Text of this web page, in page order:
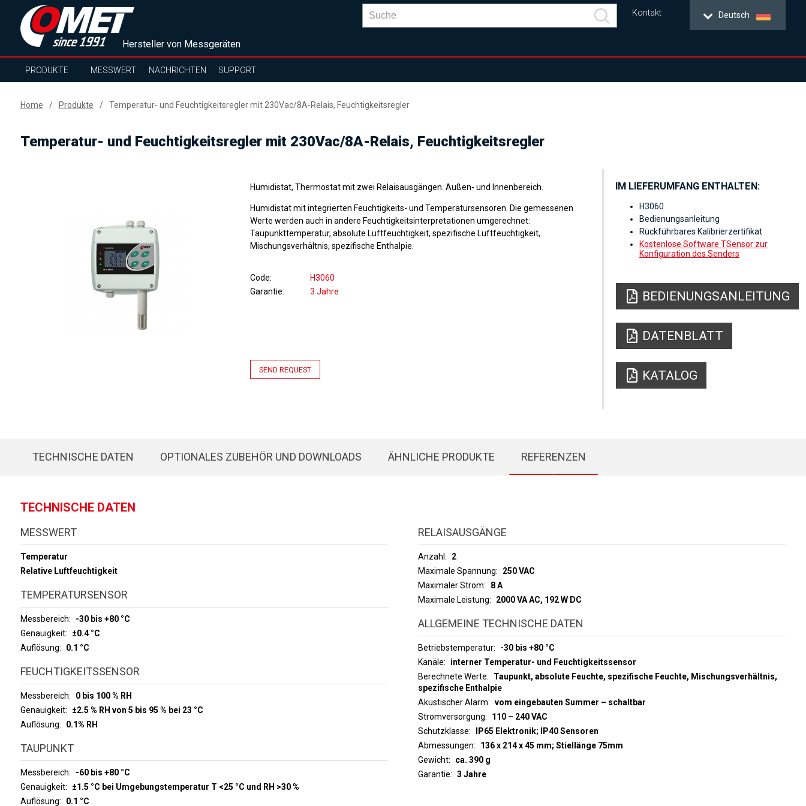
Hersteller von Messgeräten
Deutsch
Kontakt
PRODUKTE MESSWERT NACHRICHTEN SUPPORT
Home Produkte Temperatur- und Feuchtigkeitsregler mit 230Vac/8A-Relais, Feuchtigkeitsregler
Temperatur- und Feuchtigkeitsregler mit 230Vac/8A-Relais, Feuchtigkeitsregler
Humidistat, Thermostat mit zwei Relaisausgängen. Außen- und Innenbereich.
Humidistat mit integrierten Feuchtigkeits- und Temperatursensoren. Die gemessenen
Werte werden auch in andere Feuchtigkeitsinterpretationen umgerechnet:
Taupunkttemperatur, absolute Luftfeuchtigkeit, spezifische Luftfeuchtigkeit,
Mischungsverhältnis, spezifische Enthalpie.
Code
H3060
Garantie
3 Jahre
SEND REQUEST
IM LIEFERUMFANG ENTHALTEN:
H3060
Bedienungsanleitung
Rückführbares Kalibrierzertifikat
Kostenlose Software TSensor zur
Konfiguration des Senders
BEDIENUNGSANLEITUNG
DATENBLATT
KATALOG
TECHNISCHE DATEN OPTIONALES ZUBEHÖR UND DOWNLOADS ÄHNLICHE PRODUKTE REFERENZEN
TECHNISCHE DATEN
MESSWERT
Temperatur
Relative Luftfeuchtigkeit
TEMPERATURSENSOR
Messbereich
-30 bis +80 °C
Genauigkeit
±0.4 °C
Auflösung
0.1 °C
FEUCHTIGKEITSSENSOR
Messbereich
0 bis 100 % RH
Genauigkeit
±2.5 % RH von 5 bis 95 % bei 23 °C
Auflösung
0.1% RH
TAUPUNKT
Messbereich
-60 bis +80 °C
Genauigkeit
±1.5 °C bei Umgebungstemperatur T <25 °C und RH >30 %
Auflösung
0.1 °C
RELAISAUSGÄNGE
Anzahl
2
Maximale Spannung
250 VAC
Maximaler Strom
8 A
Maximale Leistung
2000 VA AC, 192 W DC
ALLGEMEINE TECHNISCHE DATEN
Betriebstemperatur
-30 bis +80 °C
Kanäle
interner Temperatur- und Feuchtigkeitssensor
Berechnete Werte
Taupunkt, absolute Feuchte, spezifische Feuchte, Mischungsverhältnis,
spezifische Enthalpie
Akustischer Alarm
vom eingebauten Summer – schaltbar
Stromversorgung
110 – 240 VAC
Schutzklasse
IP65 Elektronik; IP40 Sensoren
Abmessungen
136 x 214 x 45 mm; Stiellänge 75mm
Gewicht
ca. 390 g
Garantie
3 Jahre